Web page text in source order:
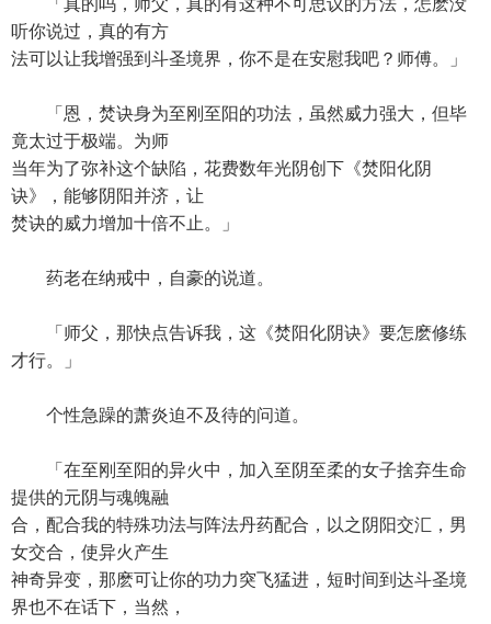
「真的吗，师父，真的有这种不可思议的方法，怎麽没
听你说过，真的有方
法可以让我增强到斗圣境界，你不是在安慰我吧？师傅。」
「恩，焚诀身为至刚至阳的功法，虽然威力强大，但毕
竟太过于极端。为师
当年为了弥补这个缺陷，花费数年光阴创下《焚阳化阴
诀》，能够阴阳并济，让
焚诀的威力增加十倍不止。」
药老在纳戒中，自豪的说道。
「师父，那快点告诉我，这《焚阳化阴诀》要怎麽修练
才行。」
个性急躁的萧炎迫不及待的问道。
「在至刚至阳的异火中，加入至阴至柔的女子捨弃生命
提供的元阴与魂魄融
合，配合我的特殊功法与阵法丹药配合，以之阴阳交汇，男
女交合，使异火产生
神奇异变，那麽可让你的功力突飞猛进，短时间到达斗圣境
界也不在话下，当然，